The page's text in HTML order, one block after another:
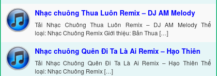
Nhạc chuông Thua Luôn Remix – DJ AM Melody
Tải Nhạc Chuông Thua Luôn Remix – DJ AM Melody Thể
loại: Nhạc Chuông Remix Giới thiệu: Bản Thua […]
Nhạc chuông Quên Đi Ta Là Ai Remix – Hạo Thiên
Tải Nhạc Chuông Quên Đi Ta Là Ai Remix – Hạo Thiên Thể
loại: Nhạc Chuông Remix […]